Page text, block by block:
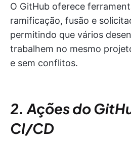
O GitHub oferece
ramificação, fusão e
permitindo que vários
trabalhem no mesmo
e sem conflitos.
2. Ações do
CI/CD